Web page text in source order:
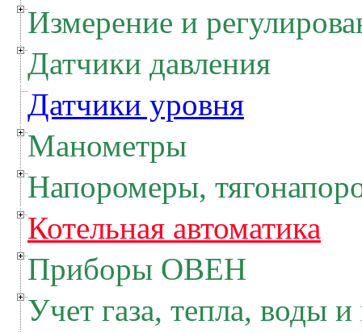
Измерение и
Датчики давления
Датчики уровня
Манометры
Напоромеры,
Котельная автоматика
Приборы ОВЕН
Учет газа, тепла, воды и